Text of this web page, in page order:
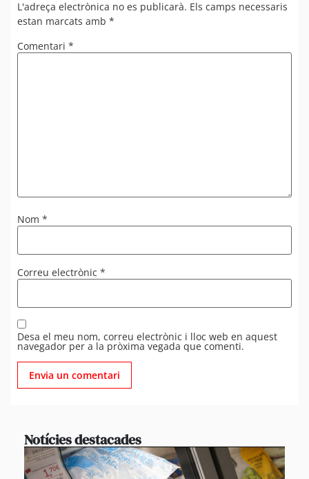
L'adreça electrònica no es publicarà. Els camps necessaris
estan marcats amb *
Comentari *
Nom *
Correu electrònic *
Desa el meu nom, correu electrònic i lloc web en aquest
navegador per a la pròxima vegada que comenti.
Notícies destacades